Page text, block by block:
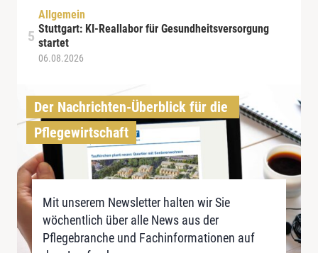
Allgemein
Stuttgart: KI-Reallabor für Gesundheitsversorgung
startet
06.08.2026
Der Nachrichten-Überblick für die
Pflegewirtschaft
Mit unserem Newsletter halten wir Sie
wöchentlich über alle News aus der
Pflegebranche und Fachinformationen auf